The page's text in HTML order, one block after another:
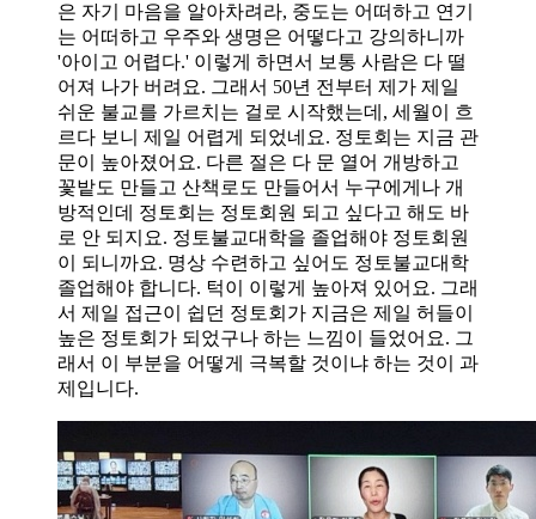
은 자기 마음을 알아차려라, 중도는 어떠하고 연기
는 어떠하고 우주와 생명은 어떻다고 강의하니까
'아이고 어렵다.' 이렇게 하면서 보통 사람은 다 떨
어져 나가 버려요. 그래서 50년 전부터 제가 제일
쉬운 불교를 가르치는 걸로 시작했는데, 세월이 흐
르다 보니 제일 어렵게 되었네요. 정토회는 지금 관
문이 높아졌어요. 다른 절은 다 문 열어 개방하고
꽃밭도 만들고 산책로도 만들어서 누구에게나 개
방적인데 정토회는 정토회원 되고 싶다고 해도 바
로 안 되지요. 정토불교대학을 졸업해야 정토회원
이 되니까요. 명상 수련하고 싶어도 정토불교대학
졸업해야 합니다. 턱이 이렇게 높아져 있어요. 그래
서 제일 접근이 쉽던 정토회가 지금은 제일 허들이
높은 정토회가 되었구나 하는 느낌이 들었어요. 그
래서 이 부분을 어떻게 극복할 것이냐 하는 것이 과
제입니다.